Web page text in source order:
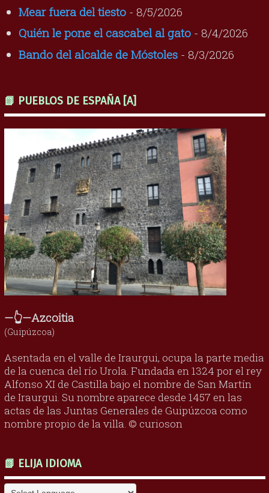
Mear fuera del tiesto- 8/5/2026
Quién le pone el cascabel al gato- 8/4/2026
Bando del alcalde de Móstoles- 8/3/2026
📗 PUEBLOS DE ESPAÑA [A]
—👆—Azcoitia
(Guipúzcoa)
Asentada en el valle de Iraurgui, ocupa la parte media
de la cuenca del río Urola. Fundada en 1324 por el rey
Alfonso XI de Castilla bajo el nombre de San Martín
de Iraurgui. Su nombre aparece desde 1457 en las
actas de las Juntas Generales de Guipúzcoa como
nombre propio de la villa. © curioson
📗 ELIJA IDIOMA